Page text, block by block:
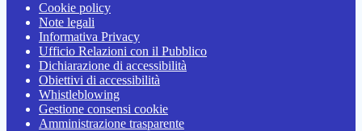
Cookie policy
Note legali
Informativa Privacy
Ufficio Relazioni con il Pubblico
Dichiarazione di accessibilità
Obiettivi di accessibilità
Whistleblowing
Gestione consensi cookie
Amministrazione trasparente